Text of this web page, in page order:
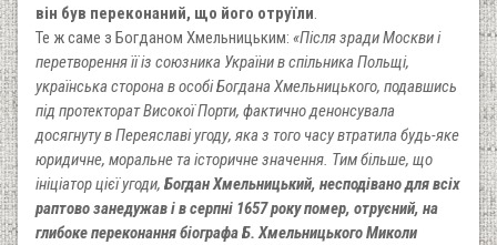
він був переконаний, що його отруїли.
Те ж саме з Богданом Хмельницьким: «Після зради Москви і
перетворення її із союзника України в спільника Польщі,
українська сторона в особі Богдана Хмельницького, подавшись
під протекторат Високої Порти, фактично денонсувала
досягнуту в Переяславі угоду, яка з того часу втратила будь-яке
юридичне, моральне та історичне значення. Тим більше, що
ініціатор цієї угоди, Богдан Хмельницький, несподівано для всіх
раптово занедужав і в серпні 1657 року помер, отруєний, на
глибоке переконання біографа Б. Хмельницького Миколи